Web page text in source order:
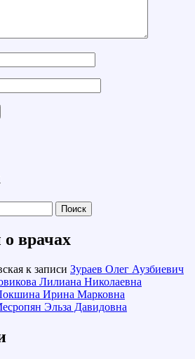
врачах
к записи Зураев Олег Аузбиевич
Лилиана Николаевна
Ирина Марковна
Эльза Давидовна